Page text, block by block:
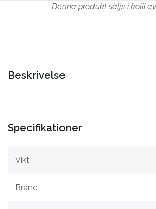
Denna produkt säljs i kolli
Beskrivelse
Specifikationer
Vikt
Brand